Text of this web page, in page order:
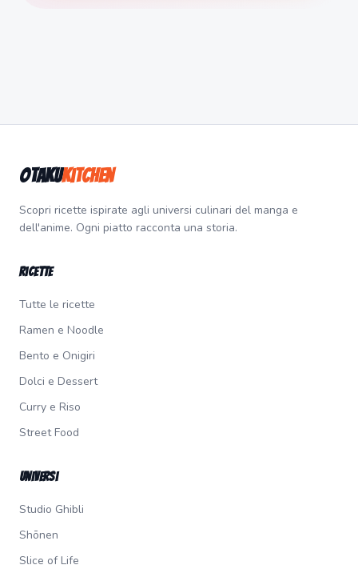
OtakuKitchen
Scopri ricette ispirate agli universi culinari del manga e
dell'anime. Ogni piatto racconta una storia.
Ricette
Tutte le ricette
Ramen e Noodle
Bento e Onigiri
Dolci e Dessert
Curry e Riso
Street Food
Universi
Studio Ghibli
Shōnen
Slice of Life